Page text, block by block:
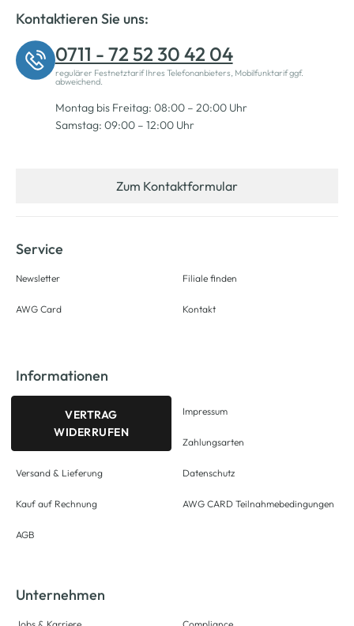
Kontaktieren Sie uns:
0711 - 72 52 30 42 04
regulärer Festnetztarif Ihres Telefonanbieters, Mobilfunktarif ggf.
abweichend.
Montag bis Freitag: 08:00 – 20:00 Uhr
Samstag: 09:00 – 12:00 Uhr
Zum Kontaktformular
Service
Newsletter
AWG Card
Filiale finden
Kontakt
Informationen
VERTRAG
WIDERRUFEN
Versand & Lieferung
Kauf auf Rechnung
AGB
Impressum
Zahlungsarten
Datenschutz
AWG CARD Teilnahmebedingungen
Unternehmen